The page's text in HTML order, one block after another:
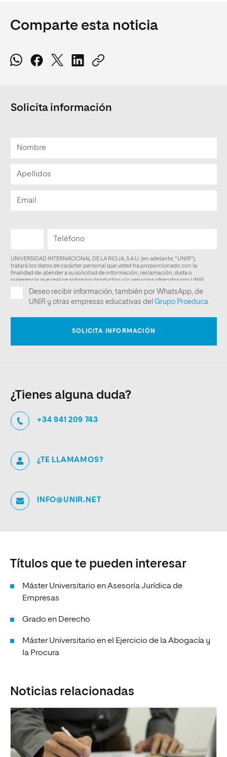
Comparte esta noticia
Solicita información
¿Tienes alguna duda?
+34 941 209 743
¿TE LLAMAMOS?
INFO@UNIR.NET
Títulos que te pueden interesar
Máster Universitario en Asesoría Jurídica de
Empresas
Grado en Derecho
Máster Universitario en el Ejercicio de la Abogacía y
la Procura
Noticias relacionadas